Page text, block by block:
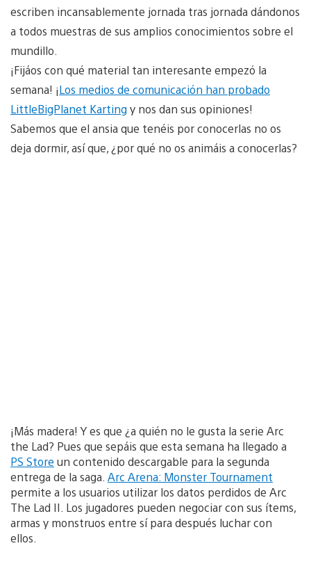
escriben incansablemente jornada tras jornada dándonos
a todos muestras de sus amplios conocimientos sobre el
mundillo.
¡Fijáos con qué material tan interesante empezó la
semana! ¡Los medios de comunicación han probado
LittleBigPlanet Karting y nos dan sus opiniones!
Sabemos que el ansia que tenéis por conocerlas no os
deja dormir, así que, ¿por qué no os animáis a conocerlas?
¡Más madera! Y es que ¿a quién no le gusta la serie Arc
the Lad? Pues que sepáis que esta semana ha llegado a
PS Store un contenido descargable para la segunda
entrega de la saga. Arc Arena: Monster Tournament
permite a los usuarios utilizar los datos perdidos de Arc
The Lad II. Los jugadores pueden negociar con sus ítems,
armas y monstruos entre sí para después luchar con
ellos.